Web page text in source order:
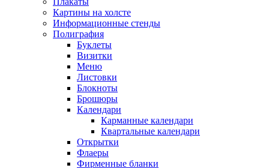
Картины на холсте
Информационные стенды
Полиграфия
Буклеты
Визитки
Меню
Листовки
Блокноты
Брошюры
Календари
Карманные календари
Квартальные календари
Открытки
Флаеры
Фирменные бланки